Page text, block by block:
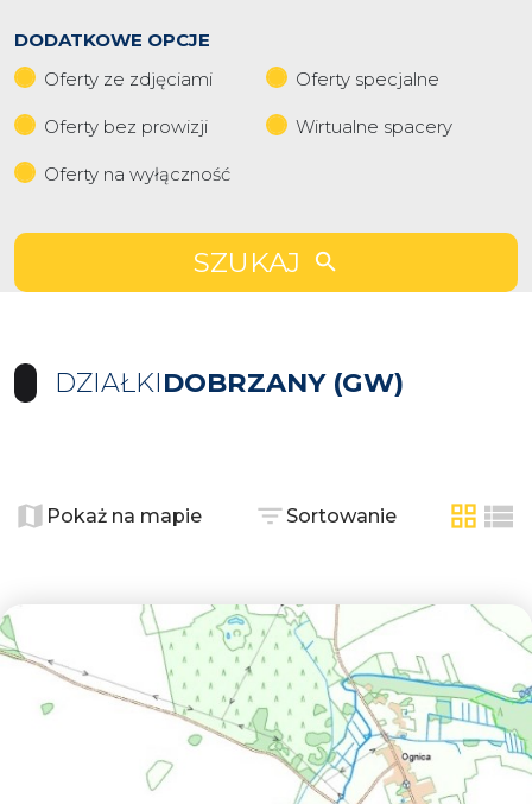
DODATKOWE OPCJE
Oferty ze zdjęciami
Oferty specjalne
Oferty bez prowizji Wirtualne spacery
Oferty na wyłączność
SZUKAJ
DZIAŁKIDOBRZANY (GW)
−
Pokaż na mapie Sortowanie
tabela